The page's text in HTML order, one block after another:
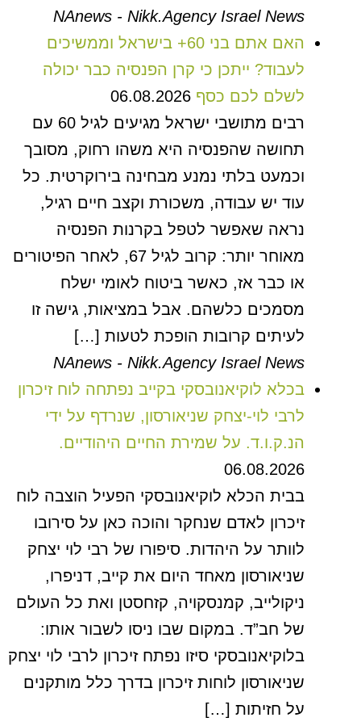
NAnews - Nikk.Agency Israel News
האם אתם בני 60+ בישראל וממשיכים
לעבוד? ייתכן כי קרן הפנסיה כבר יכולה
לשלם לכם כסף 06.08.2026
רבים מתושבי ישראל מגיעים לגיל 60 עם
תחושה שהפנסיה היא משהו רחוק, מסובך
וכמעט בלתי נמנע מבחינה בירוקרטית. כל
עוד יש עבודה, משכורת וקצב חיים רגיל,
נראה שאפשר לטפל בקרנות הפנסיה
מאוחר יותר: קרוב לגיל 67, לאחר הפיטורים
או כבר אז, כאשר ביטוח לאומי ישלח
מסמכים כלשהם. אבל במציאות, גישה זו
לעיתים קרובות הופכת לטעות […]
NAnews - Nikk.Agency Israel News
בכלא לוקיאנובסקי בקייב נפתחה לוח זיכרון
לרבי לוי-יצחק שניאורסון, שנרדף על ידי
הנ.ק.ו.ד. על שמירת החיים היהודיים.
06.08.2026
בבית הכלא לוקיאנובסקי הפעיל הוצבה לוח
זיכרון לאדם שנחקר והוכה כאן על סירובו
לוותר על היהדות. סיפורו של רבי לוי יצחק
שניאורסון מאחד היום את קייב, דניפרו,
ניקולייב, קמנסקויה, קזחסטן ואת כל העולם
של חב”ד. במקום שבו ניסו לשבור אותו:
בלוקיאנובסקי סיזו נפתח זיכרון לרבי לוי יצחק
שניאורסון לוחות זיכרון בדרך כלל מותקנים
על חזיתות […]